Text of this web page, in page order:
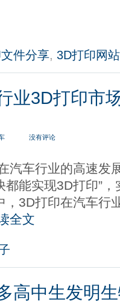
件分享, 3D打印网站
业3D打印市
没有评论
汽车行业的高速发
都能实现3D打印”
，3D打印在汽车行
全文
高中生发明